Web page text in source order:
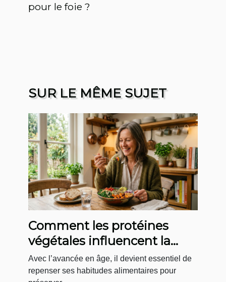
pour le foie ?
SUR LE MÊME SUJET
Comment les protéines
végétales influencent la
santé après 50 ans ?
Avec l’avancée en âge, il devient essentiel de
repenser ses habitudes alimentaires pour